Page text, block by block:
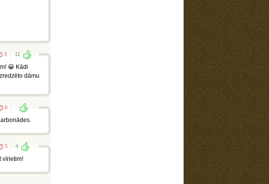
3 11
😀 Kādi
dāmu
6
3 4
vīrietim!